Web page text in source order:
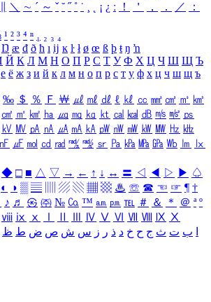
＼ ∼ ´ ～ ˇ ˘ ˝ ˚ ˙ ¸ ¡ ¿ ː ！ ＇ ， ． ／
：
¹ ² ³ ⁴ ⁿ ₁ ₂ ₃ ₄
Ŋ æ đ ð ħ ı ĳ ĸ ŀ ł ø œ ß þ ŧ ŋ ŉ
Й К Л М Н О П Р С Т У Ф Х Ц Ч Ш Щ Ъ
е ё ж з и й к л м н о п р с т у ф х ц ч ш щ ъ
‰ ＄ ％ Ｆ ￦ ㎕ ㎖ ㎗ ℓ ㎘ ㏄ ㎣ ㎤ ㎥ ㎦
㎠ ㎡ ㎢ ㏊ ㎍ ㎎ ㎏ ㏏ ㎈ ㎉ ㏈ ㎧ ㎨ ㎰
㎸ ㎹ ㎀ ㎁ ㎂ ㎃ ㎄ ㎺ ㎻ ㎽ ㎾ ㎿ ㎐ ㎑
㎋ ㎌ ㏖ ㏅ ㎭ ㎮ ㎯ ㏛ ㎩ ㎪ ㎫ ㎬ ㏝ ㏐
㏓
◆ □ ■ △ ▽ → ← ↑ ↓ ↔ 〓 ◁ ◀ ▷ ▶ ♤
◐ ◑ ▒ ▤ ▨ ▧ ▦ ▩ ♨ ☏ ☎ ☜ ☞ ¶ †
♪ ♬ ㉿ ㈜ № ㏇ ™ ㏂ ㏘ ℡ ＃ ＆ ＊ ＠ ª º
ⅷ ⅸ ⅹ Ⅳ Ⅴ Ⅵ Ⅶ Ⅷ Ⅸ Ⅹ
ب ت ث ج ح خ د ذ ر ز س ش ص ض ط ظ